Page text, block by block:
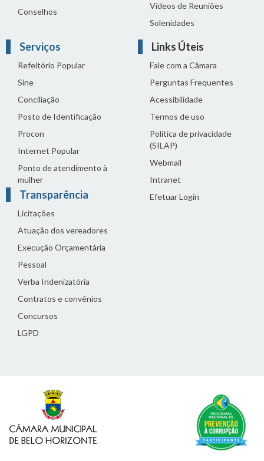
Conselhos
Vídeos de Reuniões
Solenidades
Serviços
Refeitório Popular
Sine
Conciliação
Posto de Identificação
Procon
Internet Popular
Ponto de atendimento à
mulher
Transparência
Licitações
Atuação dos vereadores
Execução Orçamentária
Pessoal
Verba Indenizatória
Contratos e convênios
Concursos
LGPD
Links Úteis
Fale com a Câmara
Perguntas Frequentes
Acessibilidade
Termos de uso
Política de privacidade
(SILAP)
Webmail
Intranet
Efetuar Login